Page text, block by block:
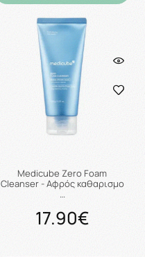
Medicube Zero Foam
Cleanser - Αφρός καθαρισμο
…
17.90€